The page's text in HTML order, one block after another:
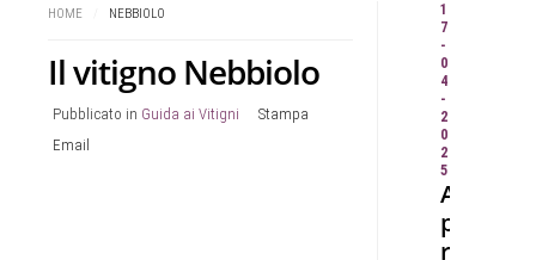
HOME NEBBIOLO
Il vitigno Nebbiolo
Pubblicato in Guida ai Vitigni
Stampa
Email
1
7
-
0
4
-
2
0
2
5
A
p
r